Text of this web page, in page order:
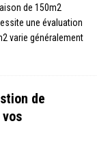
de 150m2
une évaluation
varie généralement
de